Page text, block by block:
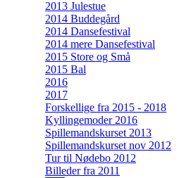
2013 Julestue
2014 Buddegård
2014 Dansefestival
2014 mere Dansefestival
2015 Store og Små
2015 Bal
2016
2017
Forskellige fra 2015 - 2018
Kyllingemoder 2016
Spillemandskurset 2013
Spillemandskurset nov 2012
Tur til Nødebo 2012
Billeder fra 2011